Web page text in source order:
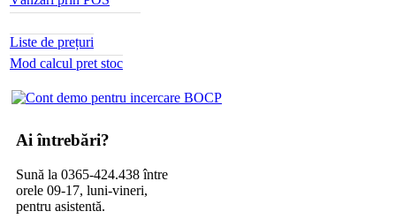
Liste de prețuri
Mod calcul pret stoc
Ai întrebări?
Sună la 0365-424.438 între
orele 09-17, luni-vineri,
pentru asistentă.